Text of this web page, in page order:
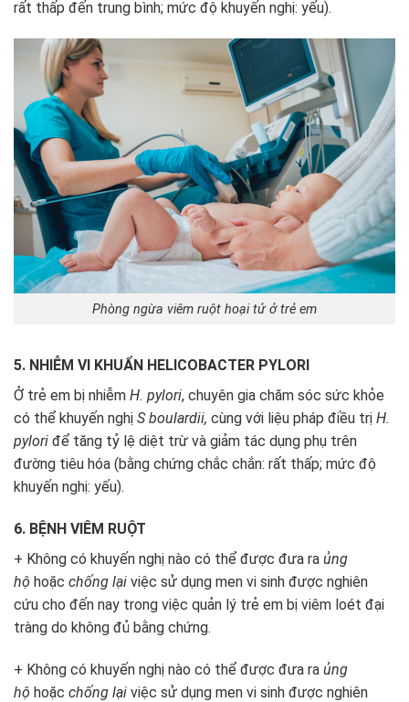
rất thấp đến trung bình; mức độ khuyến nghị: yếu).
Phòng ngừa viêm ruột hoại tử ở trẻ em
5. NHIỄM VI KHUẨN HELICOBACTER PYLORI
Ở trẻ em bị nhiễm H. pylori, chuyên gia chăm sóc sức khỏe
có thể khuyến nghị S boulardii, cùng với liệu pháp điều trị H.
pylori để tăng tỷ lệ diệt trừ và giảm tác dụng phụ trên
đường tiêu hóa (bằng chứng chắc chắn: rất thấp; mức độ
khuyến nghị: yếu).
6. BỆNH VIÊM RUỘT
+ Không có khuyến nghị nào có thể được đưa ra ủng
hộ hoặc chống lại việc sử dụng men vi sinh được nghiên
cứu cho đến nay trong việc quản lý trẻ em bị viêm loét đại
tràng do không đủ bằng chứng.
+ Không có khuyến nghị nào có thể được đưa ra ủng
hộ hoặc chống lại việc sử dụng men vi sinh được nghiên